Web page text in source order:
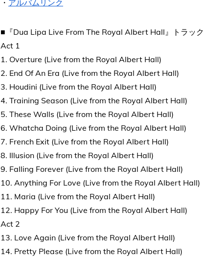
・ アルバムリンク
■『Dua Lipa Live From The Royal Albert Hall』トラック
Act 1
1. Overture (Live from the Royal Albert Hall)
2. End Of An Era (Live from the Royal Albert Hall)
3. Houdini (Live from the Royal Albert Hall)
4. Training Season (Live from the Royal Albert Hall)
5. These Walls (Live from the Royal Albert Hall)
6. Whatcha Doing (Live from the Royal Albert Hall)
7. French Exit (Live from the Royal Albert Hall)
8. Illusion (Live from the Royal Albert Hall)
9. Falling Forever (Live from the Royal Albert Hall)
10. Anything For Love (Live from the Royal Albert Hall)
11. Maria (Live from the Royal Albert Hall)
12. Happy For You (Live from the Royal Albert Hall)
Act 2
13. Love Again (Live from the Royal Albert Hall)
14. Pretty Please (Live from the Royal Albert Hall)